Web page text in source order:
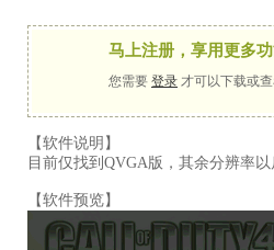
马上注册，享用更多
您需要 登录 才可以下载或
【软件说明】
目前仅找到QVGA版，其余分辨率
【软件预览】